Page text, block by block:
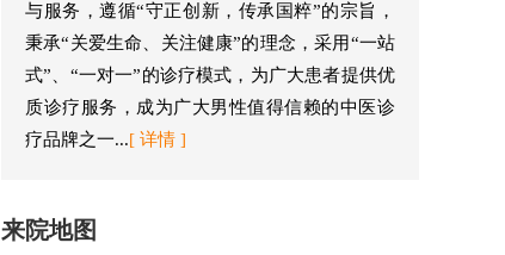
与服务，遵循“守正创新，传承国粹”的宗旨，
秉承“关爱生命、关注健康”的理念，采用“一站
式”、“一对一”的诊疗模式，为广大患者提供优
质诊疗服务，成为广大男性值得信赖的中医诊
疗品牌之一...[ 详情 ]
来院地图